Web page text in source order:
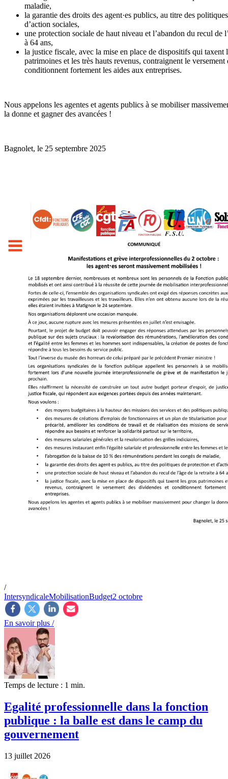
maladie,
la garantie des droits des agent·es publics, au titre des
d’action sociales,
une protection sociale de haut niveau et l’abandon du recul de
à 64 ans,
la justice fiscale, avec la mise en place de dispositifs qui taxent
patrimoines et les très hauts revenus, contraignent le versement
conditionnent fortement les aides aux entreprises.
Nous appelons les agentes et agents publics à se mobiliser
la donne et gagner des avancées !
Bagnolet, le 25 septembre 2025
/
IntersyndicaleMobilisationBudget2 octobre
En savoir plus /
Temps de lecture : 1 min.
Egalité professionnelle dans la fonction
publique : la balle est dans le camp du
gouvernement
13 juillet 2026